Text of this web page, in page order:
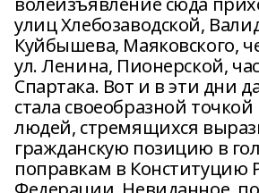
улиц Хлебозаводской,
Куйбышева, Маяковского,
ул. Ленина, Пионерской,
Спартака. Вот и в эти дни
стала своеобразной
людей, стремящихся
гражданскую позицию в
поправкам в Конституцию